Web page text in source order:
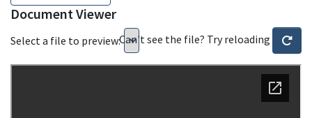
Document Viewer
Select a file to preview:Can't see the file? Try reloading